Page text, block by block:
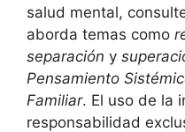
salud mental,
aborda temas como
separación y
Pensamiento
Familiar. El uso de la
responsabilidad